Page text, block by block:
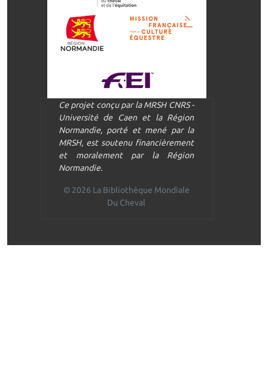
Ce projet conçu par la MRSH CNRS -
Université de Caen et la Région
Normandie, porté et mené par la
MRSH, est soutenu financièrement
et moralement par la Région
Normandie.
© 2026 La Bibliothèque Mondiale
Du Cheval